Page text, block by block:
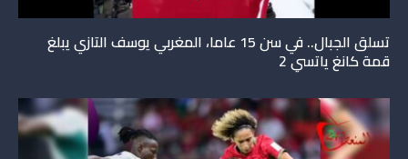
تسلق الجبال.. في سن 15 عاما، المغربي يوسف التازي يبلغ
قمة كانغ ياتسي 2